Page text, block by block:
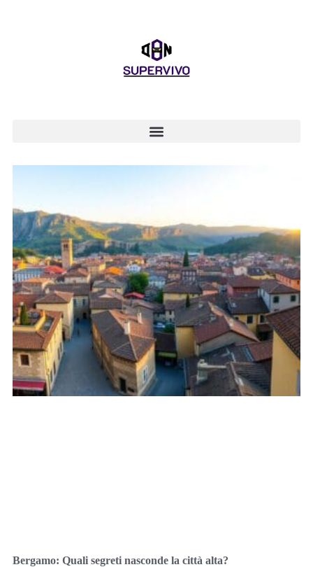
Bergamo: Quali segreti nasconde la città alta?